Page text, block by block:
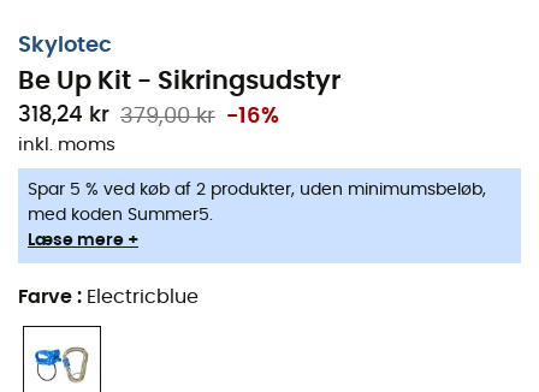
Skylotec
Be Up Kit - Sikringsudstyr
318,24 kr 379,00 kr -16%
inkl. moms
Spar 5 % ved køb af 2 produkter, uden minimumsbeløb,
med koden Summer5.
Læse mere +
Farve : Electricblue